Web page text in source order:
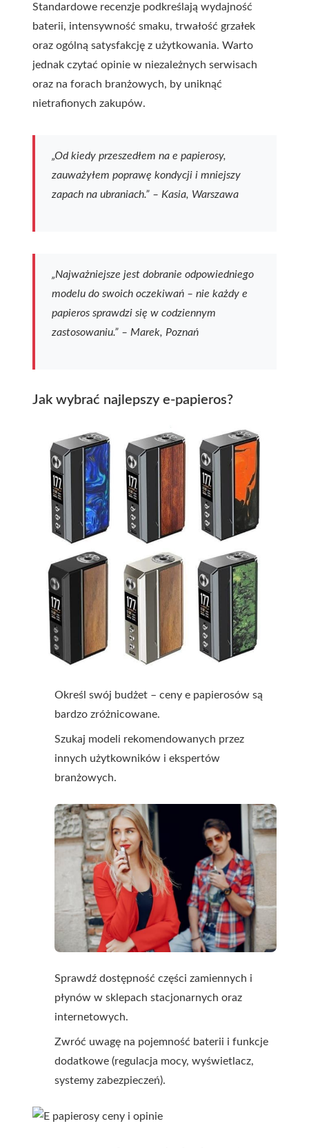
Standardowe recenzje podkreślają wydajność
baterii, intensywność smaku, trwałość grzałek
oraz ogólną satysfakcję z użytkowania. Warto
jednak czytać opinie w niezależnych serwisach
oraz na forach branżowych, by uniknąć
nietrafionych zakupów.
„Od kiedy przeszedłem na e papierosy,
zauważyłem poprawę kondycji i mniejszy
zapach na ubraniach.” – Kasia, Warszawa
„Najważniejsze jest dobranie odpowiedniego
modelu do swoich oczekiwań – nie każdy e
papieros sprawdzi się w codziennym
zastosowaniu.” – Marek, Poznań
Jak wybrać najlepszy e-papieros?
Określ swój budżet – ceny e papierosów są
bardzo zróżnicowane.
Szukaj modeli rekomendowanych przez
innych użytkowników i ekspertów
branżowych.
Sprawdź dostępność części zamiennych i
płynów w sklepach stacjonarnych oraz
internetowych.
Zwróć uwagę na pojemność baterii i funkcje
dodatkowe (regulacja mocy, wyświetlacz,
systemy zabezpieczeń).